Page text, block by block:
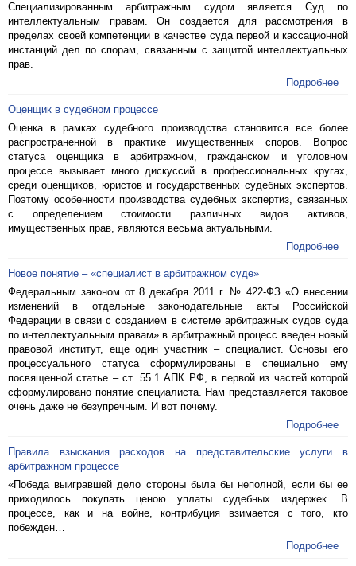
Специализированным арбитражным судом является Суд по
интеллектуальным правам. Он создается для рассмотрения в
пределах своей компетенции в качестве суда первой и кассационной
инстанций дел по спорам, связанным с защитой интеллектуальных
прав.
Подробнее
Оценщик в судебном процессе
Оценка в рамках судебного производства становится все более
распространенной в практике имущественных споров. Вопрос
статуса оценщика в арбитражном, гражданском и уголовном
процессе вызывает много дискуссий в профессиональных кругах,
среди оценщиков, юристов и государственных судебных экспертов.
Поэтому особенности производства судебных экспертиз, связанных
с определением стоимости различных видов активов,
имущественных прав, являются весьма актуальными.
Подробнее
Новое понятие – «специалист в арбитражном суде»
Федеральным законом от 8 декабря 2011 г. № 422-ФЗ «О внесении
изменений в отдельные законодательные акты Российской
Федерации в связи с созданием в системе арбитражных судов суда
по интеллектуальным правам» в арбитражный процесс введен новый
правовой институт, еще один участник – специалист. Основы его
процессуального статуса сформулированы в специально ему
посвященной статье – ст. 55.1 АПК РФ, в первой из частей которой
сформулировано понятие специалиста. Нам представляется таковое
очень даже не безупречным. И вот почему.
Подробнее
Правила взыскания расходов на представительские услуги в
арбитражном процессе
«Победа выигравшей дело стороны была бы неполной, если бы ее
приходилось покупать ценою уплаты судебных издержек. В
процессе, как и на войне, контрибуция взимается с того, кто
побежден…
Подробнее